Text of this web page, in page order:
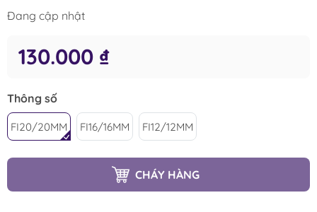
Đang cập nhật
130.000 ₫
Thông số
FI20/20MM FI16/16MM FI12/12MM
CHÁY HÀNG